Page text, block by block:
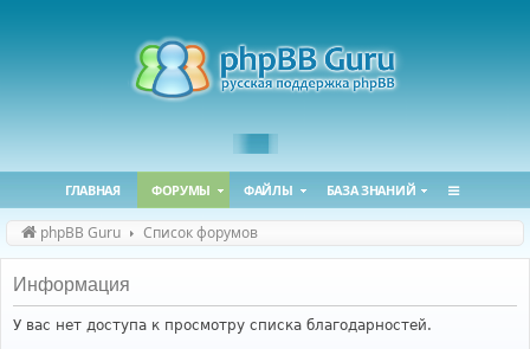
ГЛАВНАЯ ФОРУМЫ ФАЙЛЫ БАЗА ЗНАНИЙ
phpBB Guru Список форумов
Информация
У вас нет доступа к просмотру списка благодарностей.